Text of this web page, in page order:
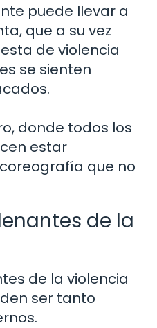
puede llevar a
que a su vez
de violencia
se sienten
donde todos los
estar
que no
de la
de la violencia
ser tanto